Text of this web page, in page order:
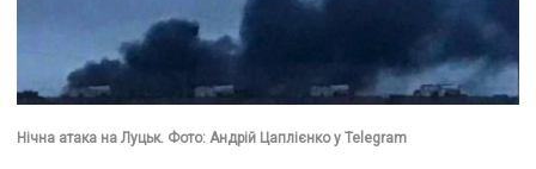
Нічна атака на Луцьк. Фото: Андрій Цаплієнко у Telegram